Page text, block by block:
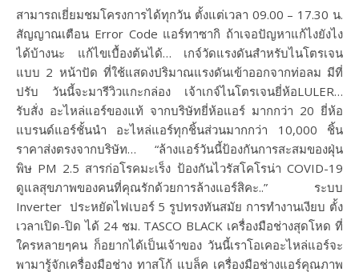
สามารถเยี่ยมชมโครงการได้ทุกวัน ตั้งแต่เวลา 09.00 – 17.30 น.
สัญญาณเตือน Error Code แอร์ทาซากิ ถ้าเจอปัญหาแก้ไงยังไง
ได้บ้างนะ แก้ไขเบื้องต้นได้… เกจ์วัดแรงดันสำหรับไนโตรเจน
แบบ 2 หน้าปัด ที่ใช้แสดงปริมาณแรงดันเข้าออกจากท่อลม มีที่
ปรับ วันนี้จะมารีวิวแกะกล่อง เจ้าเกจ์ไนโตรเจนยี่ห้อLULER…
รับสั่ง อะไหล่แอร์ของแท้ จากบริษัทยี่ห้อแอร์ มากกว่า 20 ยี่ห้อ
แบรนด์แอร์ชั้นนำ อะไหล่แอร์ทุกชิ้นส่วนมากกว่า 10,000 ชิ้น
ราคาส่งตรงจากบริษัท… “ล้างแอร์วันนี้ป้องกันการสะสมของฝุ่น
พิษ PM 2.5 สารก่อโรคมะเร็ง ป้องกันไวรัสโคโรน่า COVID-19
ดูแลสุขภาพของคนที่คุณรักด้วยการล้างแอร์สิคะ..” ระบบ
Inverter ประหยัดไฟเบอร์ 5 รูปทรงทันสมัย การทำงานเงียบ ตั้ง
เวลาเปิด-ปิด ได้ 24 ชม. TASCO BLACK เครื่องมือช่างสุดโหด ที่
ใครหลายๆคน ก็อยากได้เป็นเจ้าของ วันนี้เราโอเคอะไหล่แอร์จะ
พามารู้จักเครื่องมือช่าง ทาสโก้ แบล็ค เครื่องมือช่างแอร์คุณภาพ